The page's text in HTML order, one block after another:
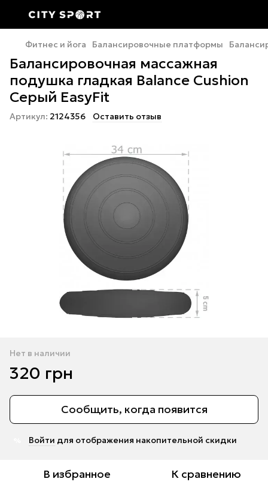
Фитнес и йога Балансировочные платформы
Балансировочная массажная
подушка гладкая Balance Cushion
Серый EasyFit
Артикул: 2124356 Оставить отзыв
Нет в наличии
320 грн
Сообщить, когда появится
Войти для отображения накопительной скидки
В избранное К сравнению